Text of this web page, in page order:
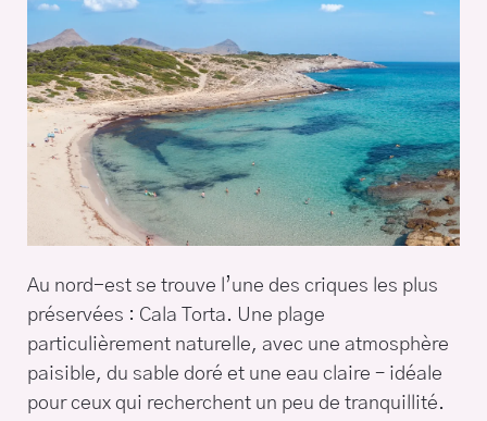
Au nord-est se trouve l’une des criques les plus
préservées : Cala Torta. Une plage
particulièrement naturelle, avec une atmosphère
paisible, du sable doré et une eau claire – idéale
pour ceux qui recherchent un peu de tranquillité.